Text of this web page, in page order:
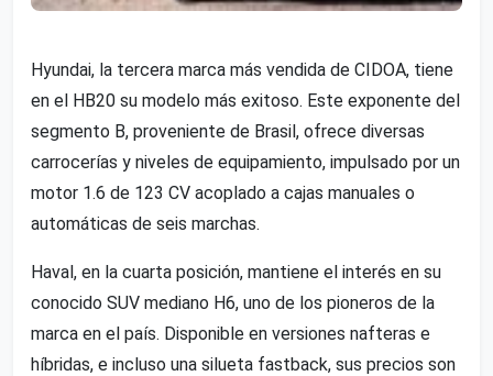
Hyundai, la tercera marca más vendida de CIDOA, tiene
en el HB20 su modelo más exitoso. Este exponente del
segmento B, proveniente de Brasil, ofrece diversas
carrocerías y niveles de equipamiento, impulsado por un
motor 1.6 de 123 CV acoplado a cajas manuales o
automáticas de seis marchas.
Haval, en la cuarta posición, mantiene el interés en su
conocido SUV mediano H6, uno de los pioneros de la
marca en el país. Disponible en versiones nafteras e
híbridas, e incluso una silueta fastback, sus precios son